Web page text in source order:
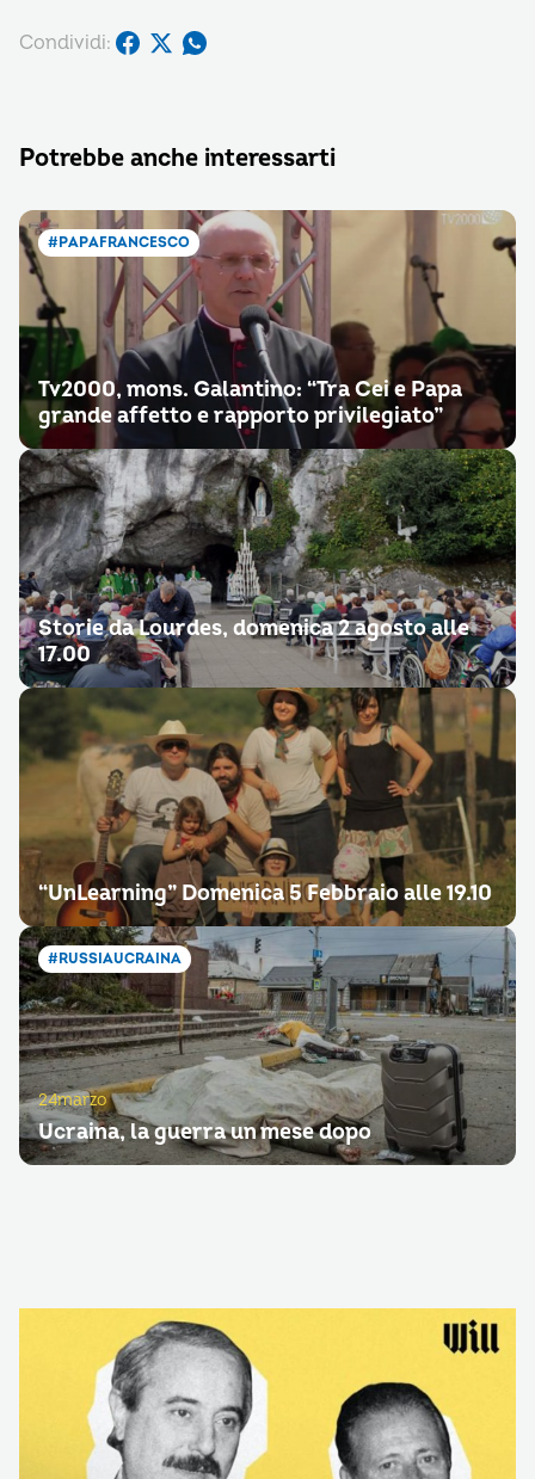
Condividi:
Potrebbe anche interessarti
#PAPAFRANCESCO
Tv2000, mons. Galantino: “Tra Cei e Papa
grande affetto e rapporto privilegiato”
Storie da Lourdes, domenica 2 agosto alle
17.00
“UnLearning” Domenica 5 Febbraio alle 19.10
#RUSSIAUCRAINA
24marzo
Ucraina, la guerra un mese dopo